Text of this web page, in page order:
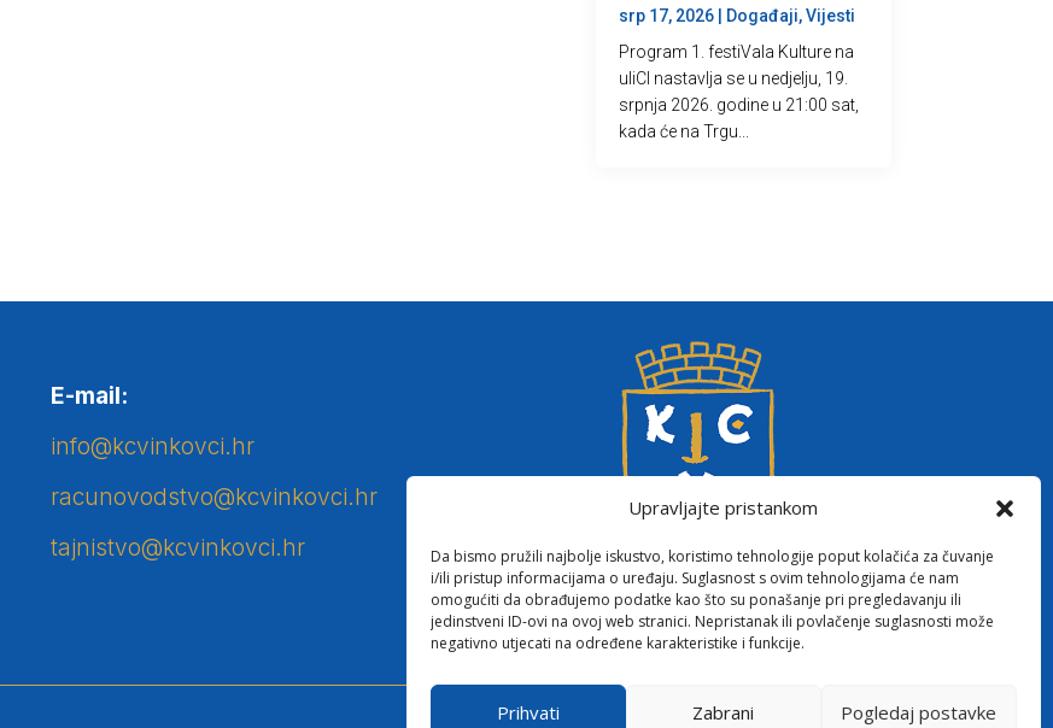
Upravljajte pristankom
Da bismo pružili najbolje iskustvo, koristimo tehnologije poput kolačića za čuvanje
i/ili pristup informacijama o uređaju. Suglasnost s ovim tehnologijama će nam
omogućiti da obrađujemo podatke kao što su ponašanje pri pregledavanju ili
jedinstveni ID-ovi na ovoj web stranici. Nepristanak ili povlačenje suglasnosti može
negativno utjecati na određene karakteristike i funkcije.
Prihvati Zabrani Pogledaj postavke
srp 17, 2026| Događaji,Vijesti
Program 1. festiVala Kulture na
uliCI nastavlja se u nedjelju, 19.
srpnja 2026. godine u 21:00 sat,
kada će na Trgu...
E-mail:
info@kcvinkovci.hr
racunovodstvo@kcvinkovci.hr
tajnistvo@kcvinkovci.hr